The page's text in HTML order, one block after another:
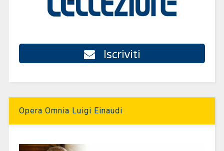
Iscriviti
Opera Omnia Luigi Einaudi